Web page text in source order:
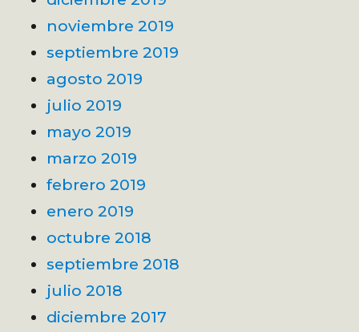
noviembre 2019
septiembre 2019
agosto 2019
julio 2019
mayo 2019
marzo 2019
febrero 2019
enero 2019
octubre 2018
septiembre 2018
julio 2018
diciembre 2017